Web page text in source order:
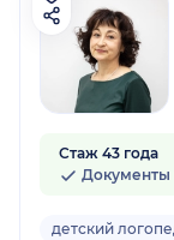
Стаж 43 года
Документы
детский